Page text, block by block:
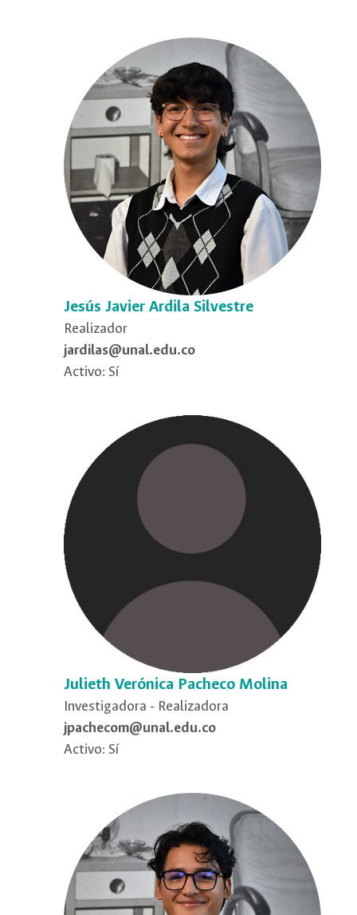
Jesús Javier Ardila Silvestre
Realizador
jardilas@unal.edu.co
Activo: Sí
Julieth Verónica Pacheco Molina
Investigadora - Realizadora
jpachecom@unal.edu.co
Activo: Sí